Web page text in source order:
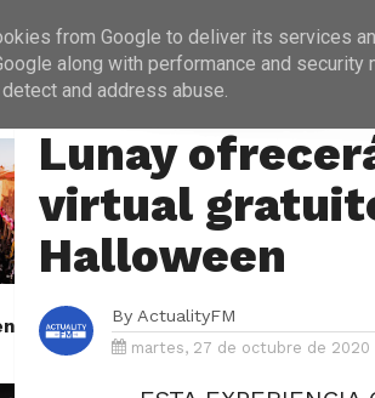
INICIO NOTICIAS
Lunay
virtual
Halloween
By ActualityFM
martes, 27 de octubre de 2020
from Google to deliver its services
along with performance and
and address abuse.